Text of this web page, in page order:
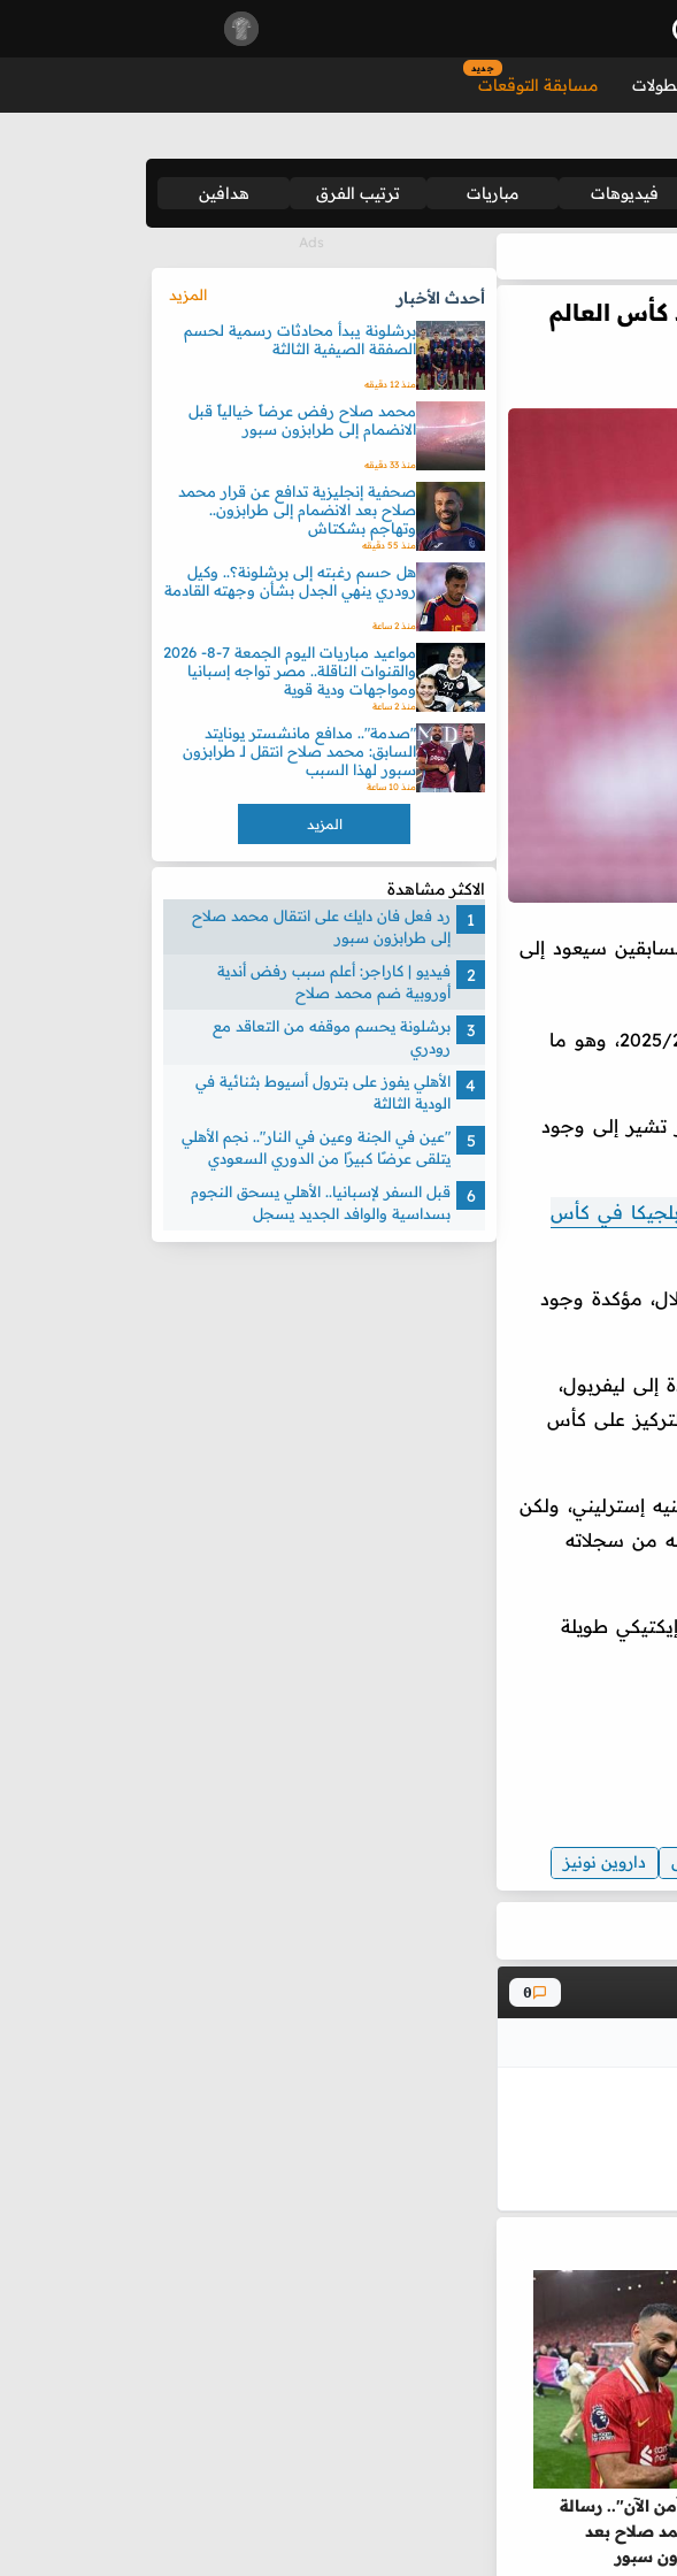
مسابقة التوقعات
جديد
فيديوهات مباريات ترتيب الفرق هدافين
كأس العالم
سيعود إلى
وعانى ليفربول من موسم سيئ للغاية حيث خرج خالي الوفاض دون أي بطولة في 2025/26، وهو ما
تشير إلى وجود
في كأس
مؤكدة وجود
إلى ليفربول،
على كأس
صيف 2025 وانضم إلى الهلال مقابل 64 مليون جنيه إسترليني، ولكن
من سجلاته
طويلة
داروين نونيز
0
الآن".. رسالة
صلاح بعد
سبور
أحدث الأخبار
المزيد
برشلونة يبدأ محادثات رسمية لحسم
الصفقة الصيفية الثالثة
منذ 12 دقيقه
محمد صلاح رفض عرضاً خيالياً قبل
الانضمام إلى طرابزون سبور
منذ 33 دقيقه
صحفية إنجليزية تدافع عن قرار محمد
صلاح بعد الانضمام إلى طرابزون..
وتهاجم بشكتاش
منذ 55 دقيقه
هل حسم رغبته إلى برشلونة؟.. وكيل
رودري ينهي الجدل بشأن وجهته القادمة
منذ 2 ساعة
مواعيد مباريات اليوم الجمعة 7-8- 2026
والقنوات الناقلة.. مصر تواجه إسبانيا
ومواجهات ودية قوية
منذ 2 ساعة
"صدمة".. مدافع مانشستر يونايتد
السابق: محمد صلاح انتقل لـ طرابزون
سبور لهذا السبب
منذ 10 ساعة
المزيد
الاكثر مشاهدة
رد فعل فان دايك على انتقال محمد صلاح
إلى طرابزون سبور
فيديو | كاراجر: أعلم سبب رفض أندية
أوروبية ضم محمد صلاح
برشلونة يحسم موقفه من التعاقد مع
رودري
الأهلي يفوز على بترول أسيوط بثنائية في
الودية الثالثة
"عين في الجنة وعين في النار".. نجم الأهلي
يتلقى عرضًا كبيرًا من الدوري السعودي
قبل السفر لإسبانيا.. الأهلي يسحق النجوم
بسداسية والوافد الجديد يسجل